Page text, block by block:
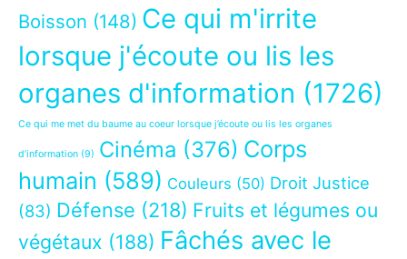
Boisson (148) Ce qui m'irrite
lorsque j'écoute ou lis les
organes d'information (1726)
Ce qui me met du baume au coeur lorsque j’écoute ou lis les organes
d’information (9) Cinéma (376) Corps
humain (589) Couleurs (50) Droit Justice
(83) Défense (218) Fruits et légumes ou
végétaux (188) Fâchés avec le